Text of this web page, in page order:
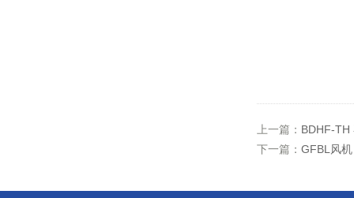
上一篇： BDHF-TH
下一篇： GFBL风